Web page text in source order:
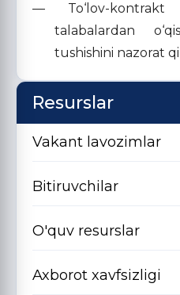
— To‘lov-kontrakt
talabalardan
tushishini nazorat
Resurslar
Vakant lavozimlar
Bitiruvchilar
O'quv resurslar
Axborot xavfsizligi